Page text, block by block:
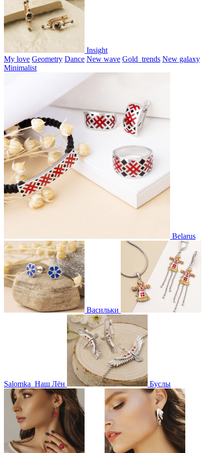
Insight
My love Geometry Dance New wave Gold_trends New galaxy
Minimalist
Belarus
Васильки
Salomka Наш Лён Буслы